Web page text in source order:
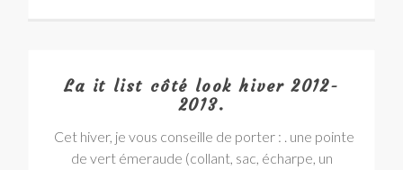
La it list côté look hiver 2012-
2013.
Cet hiver, je vous conseille de porter : . une pointe
de vert émeraude (collant, sac, écharpe, un